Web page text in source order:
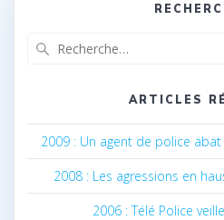
ARTICLES
2009 : Un agent de police
2008 : Les agressions en
2006 : Télé Police